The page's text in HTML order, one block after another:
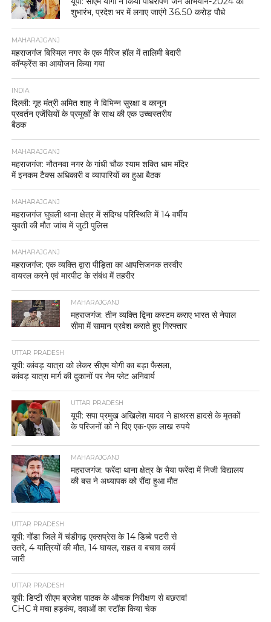
शुभारंभ, प्रदेश भर में लगाए जाएंगे 36.50 करोड़ पौधे
MAHARAJGANJ
महराजगंज बिस्मिल नगर के एक मैरिज हॉल में तालिमी बेदारी
कॉन्फ्रेंस का आयोजन किया गया
INDIA
दिल्ली: गृह मंत्री अमित शाह ने विभिन्न सुरक्षा व कानून
प्रवर्तन एजेंसियों के प्रमुखों के साथ की एक उच्चस्तरीय
बैठक
MAHARAJGANJ
महराजगंज: नौतनवा नगर के गांधी चौक श्याम शक्ति धाम मंदिर
में इनकम टैक्स अधिकारी व व्यापारियों का हुआ बैठक
MAHARAJGANJ
महराजगंज घुघली थाना क्षेत्र में संदिग्ध परिस्थिति में 14 वर्षीय
युवती की मौत जांच में जुटी पुलिस
MAHARAJGANJ
महराजगंज: एक व्यक्ति द्वारा पीड़िता का आपत्तिजनक तस्वीर
वायरल करने एवं मारपीट के संबंध में तहरीर
MAHARAJGANJ
महराजगंज: तीन व्यक्ति द्बिना कस्टम कराए भारत से नेपाल
सीमा में सामान प्रवेश कराते हुए गिरफ्तार
UTTAR PRADESH
यूपी: कांवड़ यात्रा को लेकर सीएम योगी का बड़ा फैसला,
कांवड़ यात्रा मार्ग की दुकानों पर नेम प्लेट अनिवार्य
UTTAR PRADESH
यूपी: सपा प्रमुख अखिलेश यादव ने हाथरस हादसे के मृतकों
के परिजनों को ने दिए एक-एक लाख रुपये
MAHARAJGANJ
महराजगंज: फरेंदा थाना क्षेत्र के भैया फरेंदा में निजी विद्यालय
की बस ने अध्यापक को रौंदा हुआ मौत
UTTAR PRADESH
यूपी: गोंडा जिले में चंडीगढ़ एक्सप्रेस के 14 डिब्बे पटरी से
उतरे, 4 यात्रियों की मौत, 14 घायल, राहत व बचाव कार्य
जारी
UTTAR PRADESH
यूपी: डिप्टी सीएम ब्रजेश पाठक के औचक निरीक्षण से बछरावां
CHC मे मचा हड़कंप, दवाओं का स्टॉक किया चेक